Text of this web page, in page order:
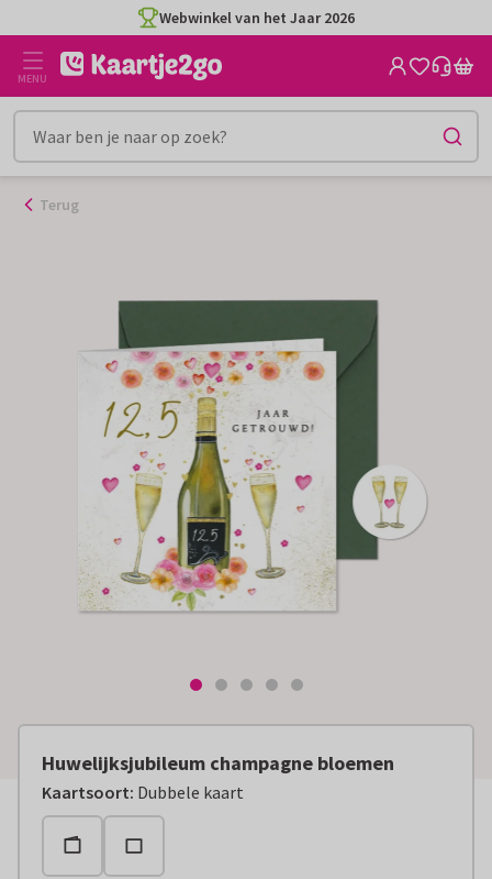
naar
inhoud
Webwinkel van het Jaar 2026
MENU
Terug
Huwelijksjubileum champagne bloemen
Kaartsoort: Dubbele kaart